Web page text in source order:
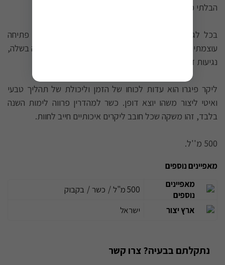
הבלתי מתפשרת של המשקה.
בכל לגימה של פיגרו מתגלה עולם שלם של טעמים - פתיחה
עוצמתית, לב פירותי עשיר עם דומיננטיות ברורה של תאנה בשלה,
נגיעות דבשיות, וסיומת ארוכה ומספקת.
ליקר פיגרו הוא עדות לכוחו של הזמן וליכולת של תהליך טבעי
ואיטי ליצור משהו יוצא דופן. כשר למהדרין פרווה לימות השנה
בלבד, זהו משקה שכל חובב ליקרים איכותיים חייב לחוות.
500 מ''ל.
מאפיינים נוספים
מאפיינים
נוספים
500 מ"ל / כשר / בקבוק
ארץ יצור
ישראל
נתקלתם בבעיה? צרו קשר